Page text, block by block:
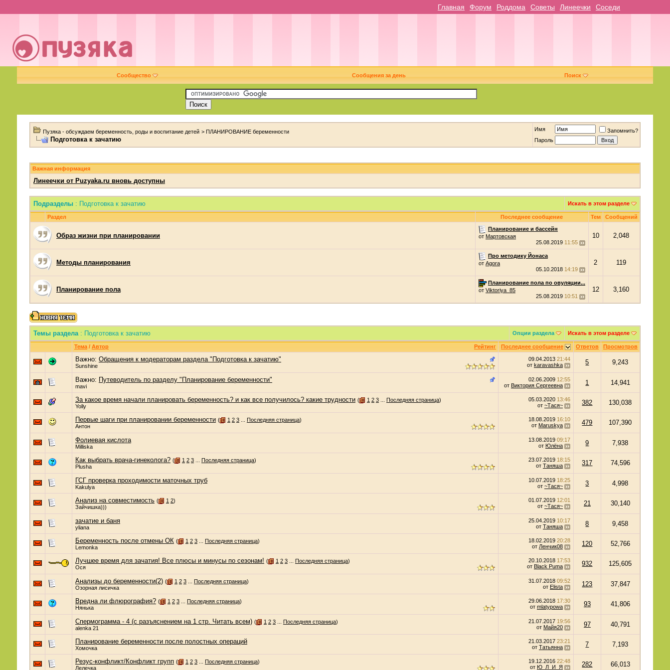
Главная Форум Роддома Советы Линеечки Соседи
Сообщество Сообщения за день Поиск
Пузяка - обсуждаем беременность, роды и воспитание детей > ПЛАНИРОВАНИЕ беременности
Подготовка к зачатию
Имя
Запомнить?
Пароль
Важная информация
Линеечки от Puzyaka.ru вновь доступны
Подразделы: Подготовка к зачатию Искать в этом разделе
Раздел Последнее сообщение Тем Сообщений
Образ жизни при планировании
Планирование и бассейн
от Мартовская
25.08.2019 11:55
10 2,048
Методы планирования
Про методику Йонаса
от Agora
05.10.2018 14:19
2 119
Планирование пола
Планирование пола по овуляции...
от Viktoriya_85
25.08.2019 10:51
12 3,160
Темы раздела: Подготовка к зачатию Опции раздела Искать в этом разделе
Рейтинг
Тема/ Автор Последнее сообщение Ответов Просмотров
Важно: Обращения к модераторам раздела "Подготовка к зачатию"
Sunshine
09.04.2013 21:44
от karavashka 5 9,243
Важно: Путеводитель по разделу "Планирование беременности"
mavi
02.06.2009 12:55
от Виктория Сергеевна 1 14,941
За какое время начали планировать беременность? и как все получилось? какие трудности ( 1 2 3... Последняя страница)
Yolly
05.03.2020 13:46
от ~Тася~ 382 130,038
Первые шаги при планировании беременности ( 1 2 3... Последняя страница)
Антон
18.08.2019 16:10
от Maruskya 479 107,390
Фолиевая кислота
Milliska
13.08.2019 09:17
от Юлёна 9 7,938
Как выбрать врача-гинеколога? ( 1 2 3... Последняя страница)
Plusha
23.07.2019 18:15
от Таняша 317 74,596
ГСГ проверка проходимости маточных труб
Kakulya
10.07.2019 18:25
от ~Тася~ 3 4,998
Анализ на совместимость ( 1 2)
Зайчишка)))
01.07.2019 12:01
от ~Тася~ 21 30,140
зачатие и баня
yliana
25.04.2019 10:17
от Таняша 8 9,458
Беременность после отмены ОК ( 1 2 3... Последняя страница)
Lemonka
18.02.2019 20:28
от Ленчик08 120 52,766
Лучшее время для зачатия! Все плюсы и минусы по сезонам! ( 1 2 3... Последняя страница)
Ося
20.10.2018 17:53
от Black Puma 932 125,605
Анализы до беременности(2) ( 1 2 3... Последняя страница)
Озорная лисичка
31.07.2018 09:52
от Elista 123 37,847
Вредна ли флюрография? ( 1 2 3... Последняя страница)
Нянька
29.06.2018 17:30
от mlatypowa 93 41,806
Спермограмма - 4 (с разъяснением на 1 стр. Читать всем) ( 1 2 3... Последняя страница)
alenka 21
21.07.2017 19:56
от Майя20 97 40,791
Планирование беременности после полостных операций
Хомочка
21.03.2017 23:21
от Татьянна 7 7,193
Резус-конфликт/Конфликт групп ( 1 2 3... Последняя страница)
Лелечка
19.12.2016 22:48
от Ю_Л_И_Я 282 66,013